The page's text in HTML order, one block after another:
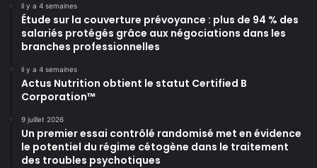
il y a 4 semaines
Étude sur la couverture prévoyance : plus de 94 % des
salariés protégés grâce aux négociations dans les
branches professionnelles
il y a 4 semaines
Actus Nutrition obtient le statut Certified B
Corporation™
9 juillet 2026
Un premier essai contrôlé randomisé met en évidence
le potentiel du régime cétogène dans le traitement
des troubles psychotiques